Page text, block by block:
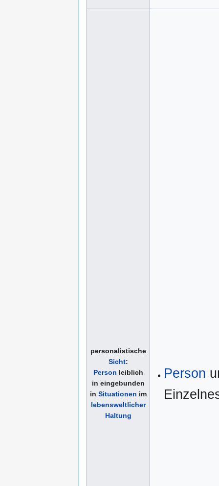
personalistische
Sicht:
Person leiblich
in eingebunden
in Situationen im
lebensweltlicher
Haltung
Person